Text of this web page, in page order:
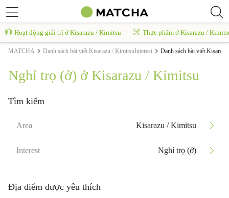
Hoạt động giải trí ở Kisarazu / Kimitsu Thực phẩm ở Kisarazu /
MATCHA Danh sách bài viết Kisarazu / KimitsuInterest Danh sách bài viết
Nghỉ trọ (ở) ở Kisarazu / Kimitsu
Tìm kiếm
Area Kisarazu / Kimitsu
Interest Nghỉ trọ (ở)
Địa điểm được yêu thích